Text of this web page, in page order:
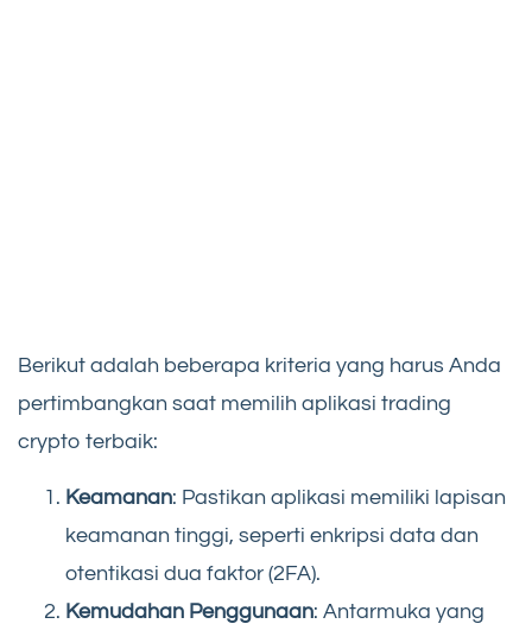
Berikut adalah beberapa kriteria yang harus Anda
pertimbangkan saat memilih aplikasi trading
crypto terbaik:
Keamanan: Pastikan aplikasi memiliki lapisan
keamanan tinggi, seperti enkripsi data dan
otentikasi dua faktor (2FA).
Kemudahan Penggunaan: Antarmuka yang